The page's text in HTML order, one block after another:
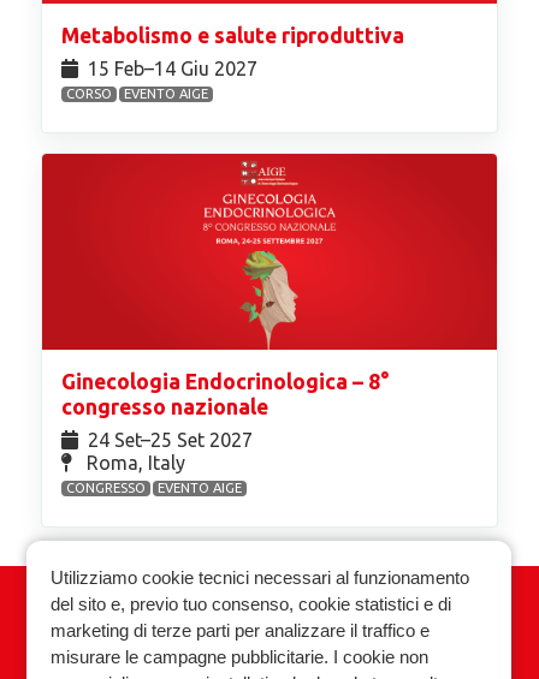
Metabolismo e salute riproduttiva
15 Feb⁠–14 Giu 2027
CORSO EVENTO AIGE
Ginecologia Endocrinologica – 8°
congresso nazionale
24 Set⁠–25 Set 2027
Roma, Italy
CONGRESSO EVENTO AIGE
Associazione Italiana Ginecologia
Endocrinologica
Utilizziamo cookie tecnici necessari al funzionamento
del sito e, previo tuo consenso, cookie statistici e di
marketing di terze parti per analizzare il traffico e
misurare le campagne pubblicitarie. I cookie non